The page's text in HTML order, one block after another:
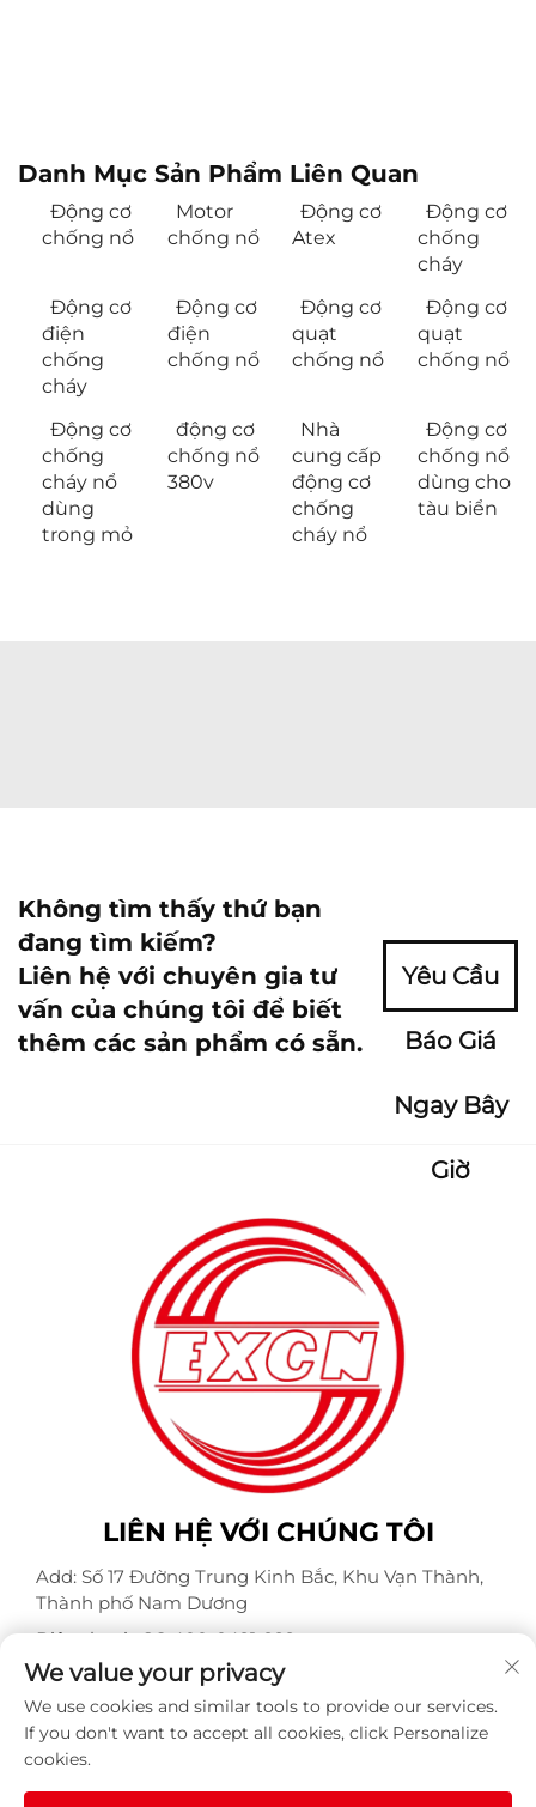
Danh Mục Sản Phẩm Liên Quan
Động cơ
chống nổ
Motor
chống nổ
Động cơ
Atex
Động cơ
chống
cháy
Động cơ
điện
chống
cháy
Động cơ
điện
chống nổ
Động cơ
quạt
chống nổ
Động cơ
quạt
chống nổ
Động cơ
chống
cháy nổ
dùng
trong mỏ
động cơ
chống nổ
380v
Nhà
cung cấp
động cơ
chống
cháy nổ
Động cơ
chống nổ
dùng cho
tàu biển
Không tìm thấy thứ bạn
đang tìm kiếm?
Liên hệ với chuyên gia tư
vấn của chúng tôi để biết
thêm các sản phẩm có sẵn.
Yêu Cầu
Báo Giá
Ngay Bây
Giờ
LIÊN HỆ VỚI CHÚNG TÔI
Add: Số 17 Đường Trung Kinh Bắc, Khu Vạn Thành,
Thành phố Nam Dương
Điện thoại:+86-400-0491-999
Email:[email protected]
Bản quyền © Công ty TNHH Động cơ Weite Chống Nổ
We value your privacy
We use cookies and similar tools to provide our services.
If you don't want to accept all cookies, click Personalize
cookies.